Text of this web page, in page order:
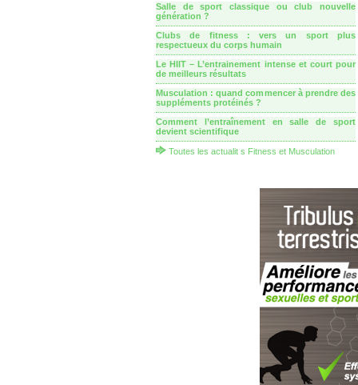
Salle de sport classique ou club nouvelle
génération ?
Clubs de fitness : vers un sport plus
respectueux du corps humain
Le HIIT – L’entrainement intense et court pour
de meilleurs résultats
Musculation : quand commencer à prendre des
suppléments protéinés ?
Comment l’entraînement en salle de sport
devient scientifique
Toutes les actualit s Fitness et Musculation